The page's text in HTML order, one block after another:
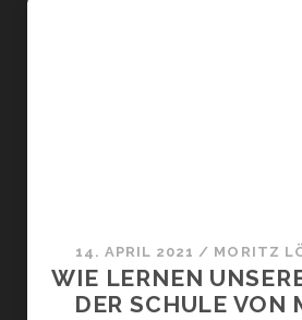
14. APRIL 2021 / MORITZ
WIE LERNEN
DER SCHULE VON